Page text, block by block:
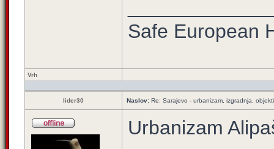
Safe European
Vrh
lider30 Naslov: Re: Sarajevo - urbanizam, izgradnja,
Urbanizam